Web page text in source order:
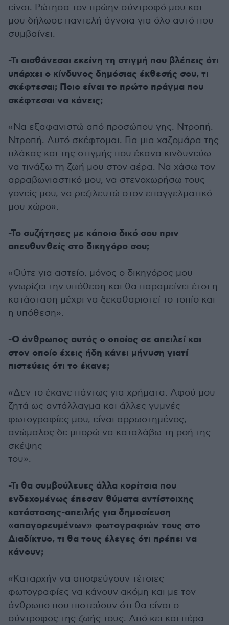
είναι. Ρώτησα τον πρώην σύντροφό μου και
μου δήλωσε παντελή άγνοια για όλο αυτό που
συμβαίνει.
-Τι αισθάνεσαι εκείνη τη στιγμή που βλέπεις ότι
υπάρχει ο κίνδυνος δημόσιας έκθεσής σου, τι
σκέφτεσαι; Ποιο είναι το πρώτο πράγμα που
σκέφτεσαι να κάνεις;
«Να εξαφανιστώ από προσώπου γης. Ντροπή.
Ντροπή. Αυτό σκέφτομαι. Για μια χαζομάρα της
πλάκας και της στιγμής που έκανα κινδυνεύω
να τινάξω τη ζωή μου στον αέρα. Να χάσω τον
αρραβωνιαστικό μου, να στενοχωρήσω τους
γονείς μου, να ρεζιλευτώ στον επαγγελματικό
μου χώρο».
-Το συζήτησες με κάποιο δικό σου πριν
απευθυνθείς στο δικηγόρο σου;
«Ούτε για αστείο, μόνος ο δικηγόρος μου
γνωρίζει την υπόθεση και θα παραμείνει έτσι η
κατάσταση μέχρι να ξεκαθαριστεί το τοπίο και
η υπόθεση».
-Ο άνθρωπος αυτός ο οποίος σε απειλεί και
στον οποίο έχεις ήδη κάνει μήνυση γιατί
πιστεύεις ότι το έκανε;
«Δεν το έκανε πάντως για χρήματα. Αφού μου
ζητά ως αντάλλαγμα και άλλες γυμνές
φωτογραφίες μου, είναι αρρωστημένος,
ανώμαλος δε μπορώ να καταλάβω τη ροή της
σκέψης
του».
-Τι θα συμβούλευες άλλα κορίτσια που
ενδεχομένως έπεσαν θύματα αντίστοιχης
κατάστασης-απειλής για δημοσίευση
«απαγορευμένων» φωτογραφιών τους στο
Διαδίκτυο, τι θα τους έλεγες ότι πρέπει να
κάνουν;
«Καταρχήν να αποφεύγουν τέτοιες
φωτογραφίες να κάνουν ακόμη και με τον
άνθρωπο που πιστεύουν ότι θα είναι ο
σύντροφος της ζωής τους. Από κει και πέρα